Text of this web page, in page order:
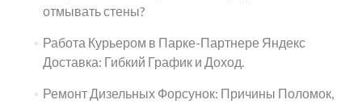
отмывать стены?
Работа Курьером в Парке-Партнере Яндекс
Доставка: Гибкий График и Доход.
Ремонт Дизельных Форсунок: Причины Поломок,